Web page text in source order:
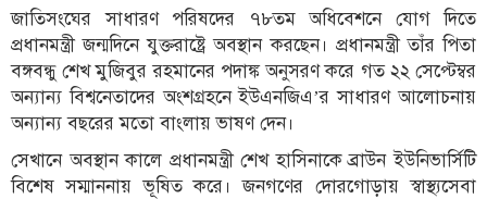
জাতিসংঘের সাধারণ পরিষদের ৭৮তম অধিবেশনে যোগ দিতে
প্রধানমন্ত্রী জন্মদিনে যুক্তরাষ্ট্রে অবস্থান করছেন। প্রধানমন্ত্রী তাঁর পিতা
বঙ্গবন্ধু শেখ মুজিবুর রহমানের পদাঙ্ক অনুসরণ করে গত ২২ সেপ্টেম্বর
অন্যান্য বিশ্বনেতাদের অংশগ্রহনে ইউএনজিএ’র সাধারণ আলোচনায়
অন্যান্য বছরের মতো বাংলায় ভাষণ দেন।
সেখানে অবস্থান কালে প্রধানমন্ত্রী শেখ হাসিনাকে ব্রাউন ইউনিভার্সিটি
বিশেষ সম্মাননায় ভূষিত করে। জনগণের দোরগোড়ায় স্বাস্থ্যসেবা